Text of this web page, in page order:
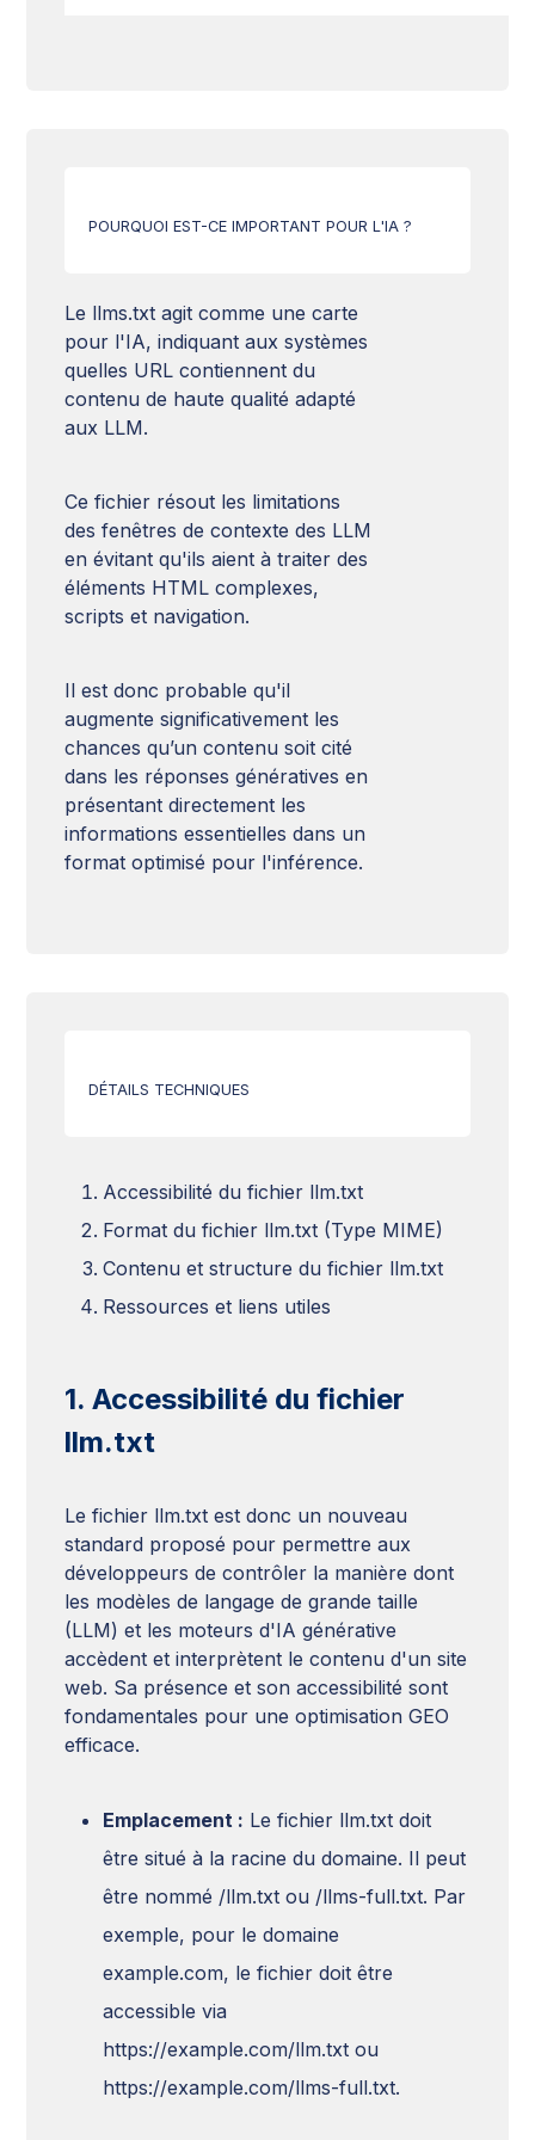
Qualité de contenu
Structure URL
Temps de chargement
Fichier llms.txt
Robots.txt
POURQUOI EST-CE IMPORTANT POUR L'IA ?
Le llms.txt agit comme une carte
pour l'IA, indiquant aux systèmes
quelles URL contiennent du
contenu de haute qualité adapté
aux LLM.
Ce fichier résout les limitations
des fenêtres de contexte des LLM
en évitant qu'ils aient à traiter des
éléments HTML complexes,
scripts et navigation.
Il est donc probable qu'il
augmente significativement les
chances qu’un contenu soit cité
dans les réponses génératives en
présentant directement les
informations essentielles dans un
format optimisé pour l'inférence.
DÉTAILS TECHNIQUES
Accessibilité du fichier llm.txt
Format du fichier llm.txt (Type MIME)
Contenu et structure du fichier llm.txt
Ressources et liens utiles
1. Accessibilité du fichier
llm.txt
Le fichier llm.txt est donc un nouveau
standard proposé pour permettre aux
développeurs de contrôler la manière dont
les modèles de langage de grande taille
(LLM) et les moteurs d'IA générative
accèdent et interprètent le contenu d'un site
web. Sa présence et son accessibilité sont
fondamentales pour une optimisation GEO
efficace.
Emplacement : Le fichier llm.txt doit
être situé à la racine du domaine. Il peut
être nommé /llm.txt ou /llms-full.txt. Par
exemple, pour le domaine
example.com, le fichier doit être
accessible via
https://example.com/llm.txt ou
https://example.com/llms-full.txt.